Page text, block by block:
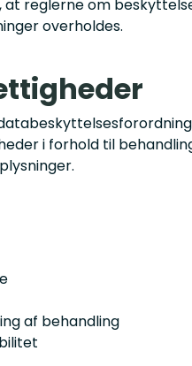
at reglerne om
overholdes.
i forhold til
af behandling